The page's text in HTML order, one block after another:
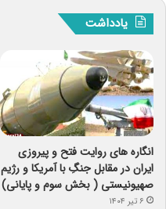
یادداشت
انگاره های روایت فتح و پیروزی
ایران در مقابل جنگِ با آمریکا و رژیم
صهیونیستی ( بخش سوم و پایانی)
۶ تیر ۱۴۰۴